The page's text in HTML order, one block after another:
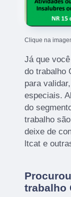
Clique na
Já que
do trabalho
para
especiais.
do
trabalho
deixe de
ltcat e
trabalho